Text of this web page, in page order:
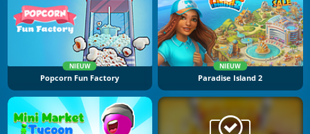
NIEUW
Popcorn Fun Factory
NIEUW
Paradise Island 2